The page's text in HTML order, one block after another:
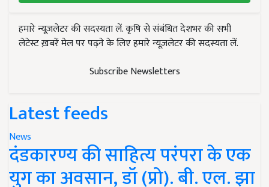
हमारे न्यूज़लेटर की सदस्यता लें. कृषि से संबंधित देशभर की सभी
लेटेस्ट ख़बरें मेल पर पढ़ने के लिए हमारे न्यूज़लेटर की सदस्यता लें.
Subscribe Newsletters
Latest feeds
News
दंडकारण्य की साहित्य परंपरा के एक
युग का अवसान, डॉ (प्रो). बी. एल. झा